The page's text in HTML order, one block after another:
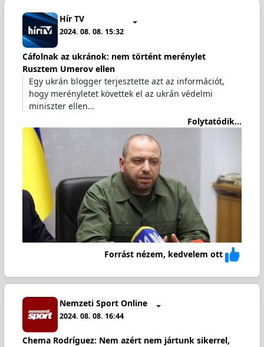
Hír TV
2024. 08. 08. 15:32
Cáfolnak az ukránok: nem történt merénylet
Rusztem Umerov ellen
Egy ukrán blogger terjesztette azt az információt,
hogy merényletet követtek el az ukrán védelmi
miniszter ellen…
Folytatódik...
Forrást nézem, kedvelem ott
Nemzeti Sport Online
2024. 08. 08. 16:44
Chema Rodríguez: Nem azért nem jártunk sikerrel,